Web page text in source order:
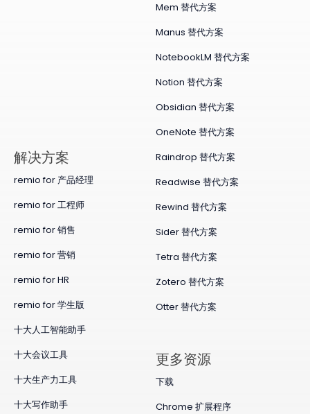
Mem 替代方案
Manus 替代方案
NotebookLM 替代方案
Notion 替代方案
Obsidian 替代方案
OneNote 替代方案
Raindrop 替代方案
Readwise 替代方案
Rewind 替代方案
Sider 替代方案
Tetra 替代方案
Zotero 替代方案
Otter 替代方案
​解决方案
remio for 产品经理
remio for 工程师
remio for 销售
remio for 营销
remio for HR
remio for 学生版
十大人工智能助手
十大会议工具
十大生产力工具
十大写作助手
更多资源
下载
Chrome 扩展程序